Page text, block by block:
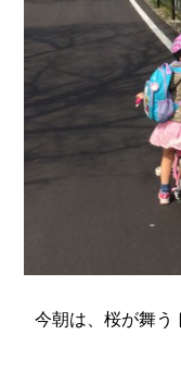
今朝は、桜が舞う